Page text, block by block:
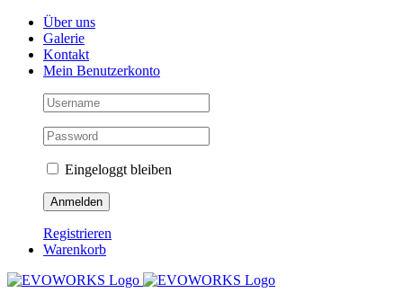
Skip
content
Facebook
Instagram
YouTubeÜber uns
Galerie
Kontakt
Mein Benutzerkonto
Eingeloggt bleiben
Registrieren
Warenkorb